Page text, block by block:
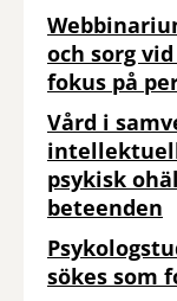
och sorg
fokus på
Vård i
psykisk
beteenden
sökes som